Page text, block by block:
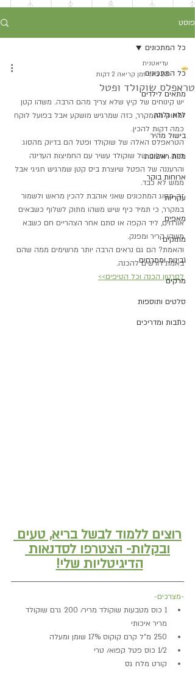
פוסט
כל המתכונים
מתאים לילדים
ללא גלוטן
בישול מהיר
מנות ראשונות
ארוחות בוקר
עקריות
מאפים
מתוקים
גבינות וממרחים
מרקים
סלטים ותוספות
כתבות ומדריכים
כל המתכונים
טראפלס שוקולד ופטל
עדיאטנית
23 ביוני
זמן קריאה 2 דקות
יש קינוחים של קיץ שלא צריך מהם הרבה. משהו קטן
ומתוק מהמקרר, כזה שמרגיש מושקע אבל בפועל לוקח
כמה דקות להכין.
הטראפלס האלה של שוקולד ופטל הם בדיוק מהסוג
הזה. שילוב של שוקולד עשיר עם החמיצות העדינה
והרעננה של הפטל שיוצרת ביס קטן שמרגיש חגיגי אבל
ממש לא כבד.
זה מסוג המתכונים שאני אוהבת להכין מראש ולשמור
במקרר, כי תמיד כיף שיש משהו מתוק לשלוף כשבאים
אורחים, ליד הקפה או סתם אחר הצהריים חם כשבא
משהו קריר ומפנק.
והאמת? הם גם נראים הרבה יותר מרשימים ממה שהם
באמת דורשים להכנה.
לסרטון הכנה וכל הטיפים>>
רוצים ללמוד לבשל בריא, טעים
ובקלות- הצטרפו לסדנאות
הדיגיטליות שלי!
-מצרכים-
1 כוס מטבעות שוקולד מריר/ 200 גרם שוקולד
מריר איכותי
250 מ"ל קרם קוקוס 17% שומן ומעלה
1/2 כוס פטל קפוא/ טרי
קורט מלח גס